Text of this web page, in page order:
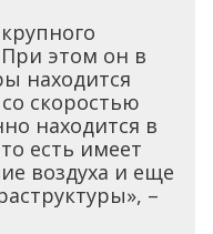
При этом он в
находится
скоростью
находится в
есть имеет
воздуха и еще
–